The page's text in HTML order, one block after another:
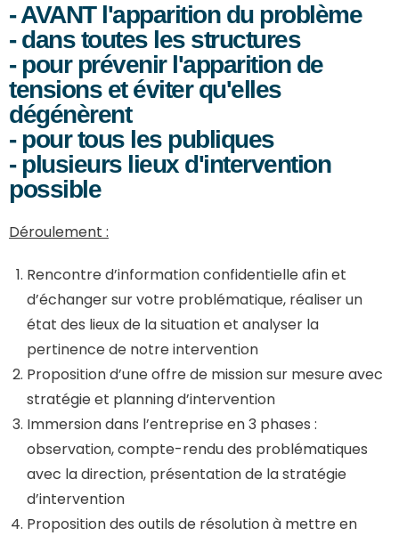
- AVANT l'apparition du problème
- dans toutes les structures
- pour prévenir l'apparition de
tensions et éviter qu'elles
dégénèrent
- pour tous les publiques
- plusieurs lieux d'intervention
possible
Déroulement :
Rencontre d’information confidentielle afin et
d’échanger sur votre problématique, réaliser un
état des lieux de la situation et analyser la
pertinence de notre intervention
Proposition d’une offre de mission sur mesure avec
stratégie et planning d’intervention
Immersion dans l’entreprise en 3 phases :
observation, compte-rendu des problématiques
avec la direction, présentation de la stratégie
d’intervention
Proposition des outils de résolution à mettre en